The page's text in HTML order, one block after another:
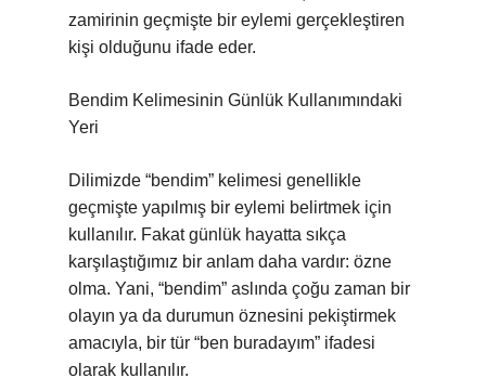
zamirinin geçmişte bir eylemi gerçekleştiren
kişi olduğunu ifade eder.
Bendim Kelimesinin Günlük Kullanımındaki
Yeri
Dilimizde “bendim” kelimesi genellikle
geçmişte yapılmış bir eylemi belirtmek için
kullanılır. Fakat günlük hayatta sıkça
karşılaştığımız bir anlam daha vardır: özne
olma. Yani, “bendim” aslında çoğu zaman bir
olayın ya da durumun öznesini pekiştirmek
amacıyla, bir tür “ben buradayım” ifadesi
olarak kullanılır.